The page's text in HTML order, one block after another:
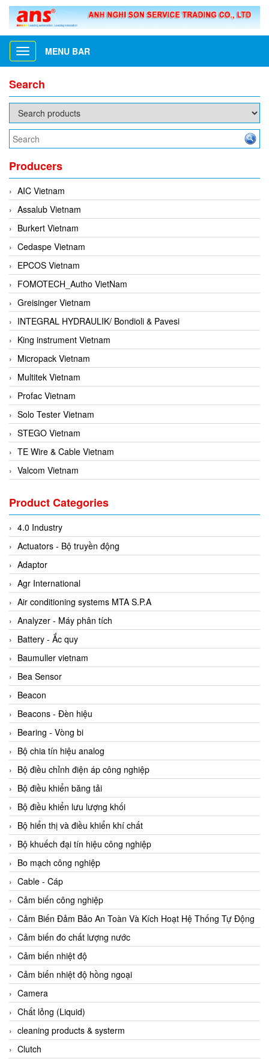
Toggle
navigation
MENU BAR
Search
Producers
AIC Vietnam
Assalub Vietnam
Burkert Vietnam
Cedaspe Vietnam
EPCOS Vietnam
FOMOTECH_Autho VietNam
Greisinger Vietnam
INTEGRAL HYDRAULIK/ Bondioli & Pavesi
King instrument Vietnam
Micropack Vietnam
Multitek Vietnam
Profac Vietnam
Solo Tester Vietnam
STEGO Vietnam
TE Wire & Cable Vietnam
Valcom Vietnam
3CTEST Vietnam
4B VietNam Vietnam
ABB Vietnam
AC Infinity Vietnam
AC&E Telecommunications
AC&T Vietnam
Accepta Vietnam
ACCUMAC Vietnam
AccuWeb Vietnam
Acey
ACOEM Vietnam
ADCA Vietnam
ADFweb Vietnam
Adler Vietnam
Ados Vietnam
Advanced Energy Vietnam
Advantech Vietnam
Agate Vietnam
AGR International Vietnam
Aichi Tokei Denki Vietnam
Aii Vietnam
AIKOH
AINUO Vietnam
AIR MAJOR
Aira Euro Automation
Airtac Vietnam
Airtec Vietnam
AI-Tek Vietnam
Akerstroms Viet Nam
AKO Armaturen & Separationstechnik
Product Categories
4.0 Industry
Actuators - Bộ truyền động
Adaptor
Agr International
Air conditioning systems MTA S.P.A
Analyzer - Máy phân tích
Battery - Ắc quy
Baumuller vietnam
Bea Sensor
Beacon
Beacons - Đèn hiệu
Bearing - Vòng bi
Bộ chia tín hiệu analog
Bộ điều chỉnh điện áp công nghiệp
Bộ điều khiển băng tải
Bộ điều khiển lưu lượng khối
Bộ hiển thị và điều khiển khí chất
Bộ khuếch đại tín hiệu công nghiệp
Bo mạch công nghiệp
Cable - Cáp
Cảm biến công nghiệp
Cảm Biến Đảm Bảo An Toàn Và Kích Hoạt Hệ Thống Tự Động
Cảm biến đo chất lượng nước
Cảm biến nhiệt độ
Cảm biến nhiệt độ hồng ngoại
Camera
Chất lỏng (Liquid)
cleaning products & systerm
Clutch